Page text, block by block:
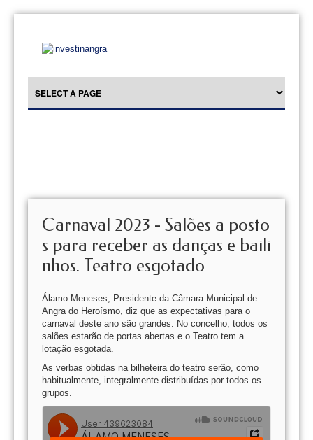
Carnaval 2023 - Salões a posto
s para receber as danças e baili
nhos. Teatro esgotado
Álamo Meneses, Presidente da Câmara Municipal de
Angra do Heroísmo, diz que as expectativas para o
carnaval deste ano são grandes. No concelho, todos os
salões estarão de portas abertas e o Teatro tem a
lotação esgotada.
As verbas obtidas na bilheteira do teatro serão, como
habitualmente, integralmente distribuídas por todos os
grupos.